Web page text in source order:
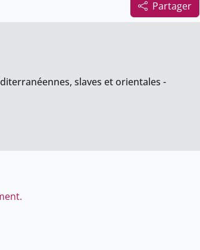
Partager
slaves et orientales -